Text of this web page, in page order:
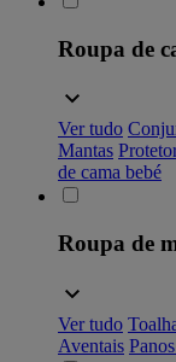
Roupa de
Ver tudo
Mantas
de cama bebé
Roupa de
Ver tudo
Aventais